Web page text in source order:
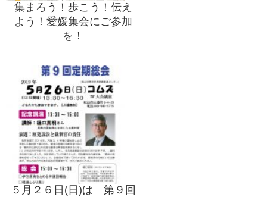
集まろう！歩こう！伝え
よう！愛媛集会にご参加
を！
５月２６日(日)は 第９回